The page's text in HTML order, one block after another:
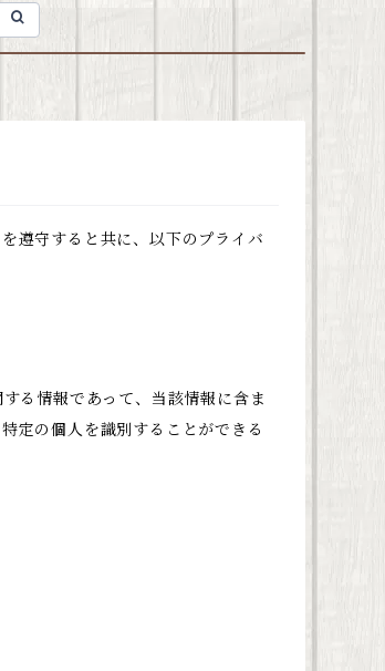
遵守すると共に、以下のプライバ
る情報であって、当該情報に含ま
定の個人を識別することができる